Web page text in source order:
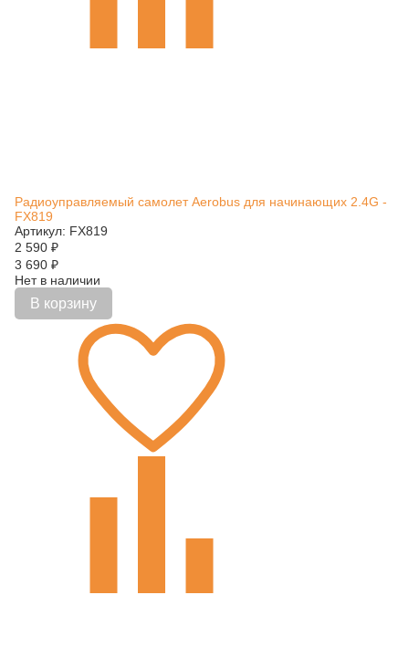
Радиоуправляемый самолет Aerobus для начинающих 2.4G -
FX819
Артикул: FX819
2 590 ₽
3 690 ₽
Нет в наличии
В корзину